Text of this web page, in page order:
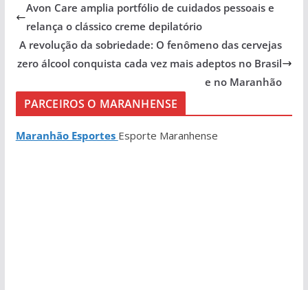
Avon Care amplia portfólio de cuidados pessoais e
relança o clássico creme depilatório
A revolução da sobriedade: O fenômeno das cervejas
zero álcool conquista cada vez mais adeptos no Brasil
e no Maranhão
PARCEIROS O MARANHENSE
Maranhão Esportes Esporte Maranhense